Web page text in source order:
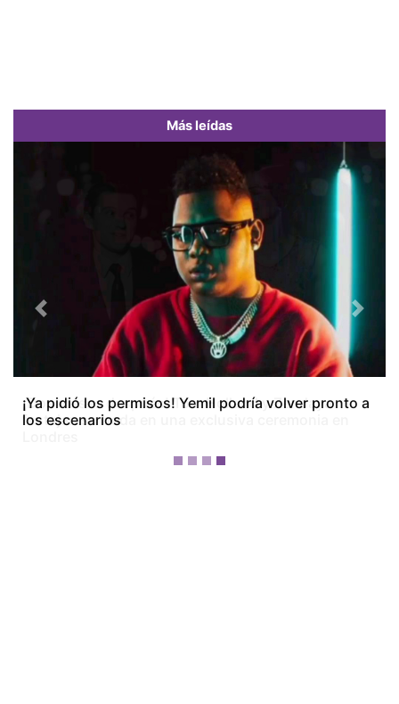
Más leídas
¡Dos meses después! Tom Holland y Zendaya
festejan su boda en una exclusiva ceremonia en
Previous Next